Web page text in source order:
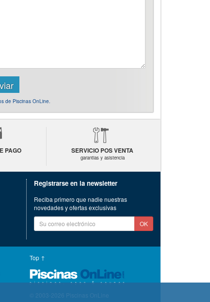
de Piscinas OnLine.
PAGO SERVICIO POS VENTA
garantias y asistencia
Registrarse en la newsletter
Reciba primero que nadie nuestras
novedades y ofertas exclusivas
OK
Top ↑
© 2003-2026 Piscinas OnLine